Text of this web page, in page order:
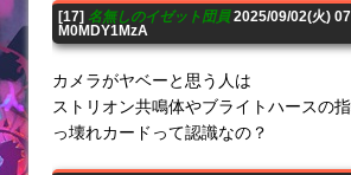
[17] 名無しのイゼット団員2025/09/02(火)
M0MDY1MzA
カメラがヤベーと思う人は
ストリオン共鳴体やブライトハースの
っ壊れカードって認識なの？